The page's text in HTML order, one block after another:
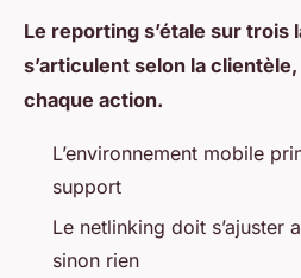
Le reporting s’étale sur trois
s’articulent selon la
chaque action.
L’environnement mobile
support
Le netlinking doit s’ajuster
sinon rien